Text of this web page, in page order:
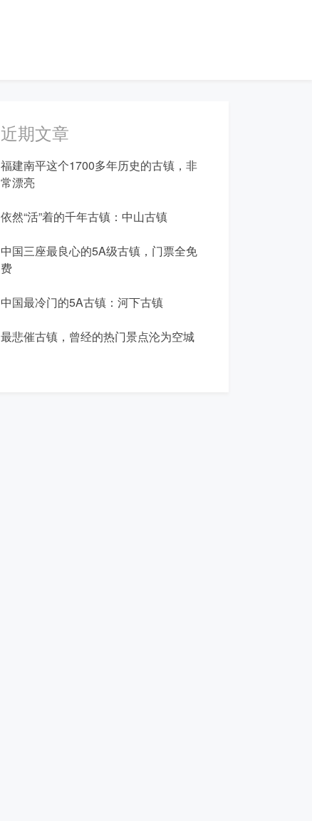
近期文章
福建南平这个1700多年历史的古镇，非
常漂亮
依然“活”着的千年古镇：中山古镇
中国三座最良心的5A级古镇，门票全免
费
中国最冷门的5A古镇：河下古镇
最悲催古镇，曾经的热门景点沦为空城